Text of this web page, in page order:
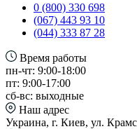
0 (800) 330 698
(067) 443 93 10
(044) 333 87 28
Время работы
пн-чт: 9:00-18:00
пт: 9:00-17:00
сб-вс: выходные
Наш адрес
Украина, г. Киев, ул.